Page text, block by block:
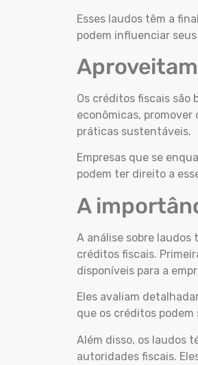
Esses laudos têm a
podem influenciar
Os créditos fiscais
econômicas,
práticas sustentáveis.
Empresas que se
podem ter direito a
A
A análise sobre laudos
créditos fiscais.
disponíveis para a
Eles avaliam
que os créditos podem
Além disso, os laudos
autoridades fiscais.